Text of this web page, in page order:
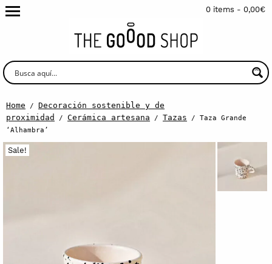
0 items - 0,00€
Home / Decoración sostenible y de
proximidad
/ Cerámica artesana / Tazas / Taza Grande
‘Alhambra’
Sale!